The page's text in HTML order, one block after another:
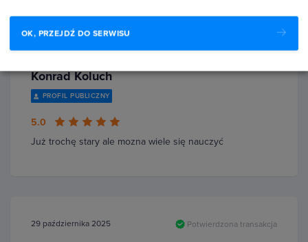
24 lutego 2026 Potwierdzona transakcja
Konrad Koluch
PROFIL PUBLICZNY
5.0
Już trochę stary ale mozna wiele się nauczyć
29 października 2025 Potwierdzona transakcja
OK, PRZEJDŹ DO SERWISU